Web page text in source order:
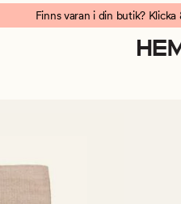
Finns varan i din butik?